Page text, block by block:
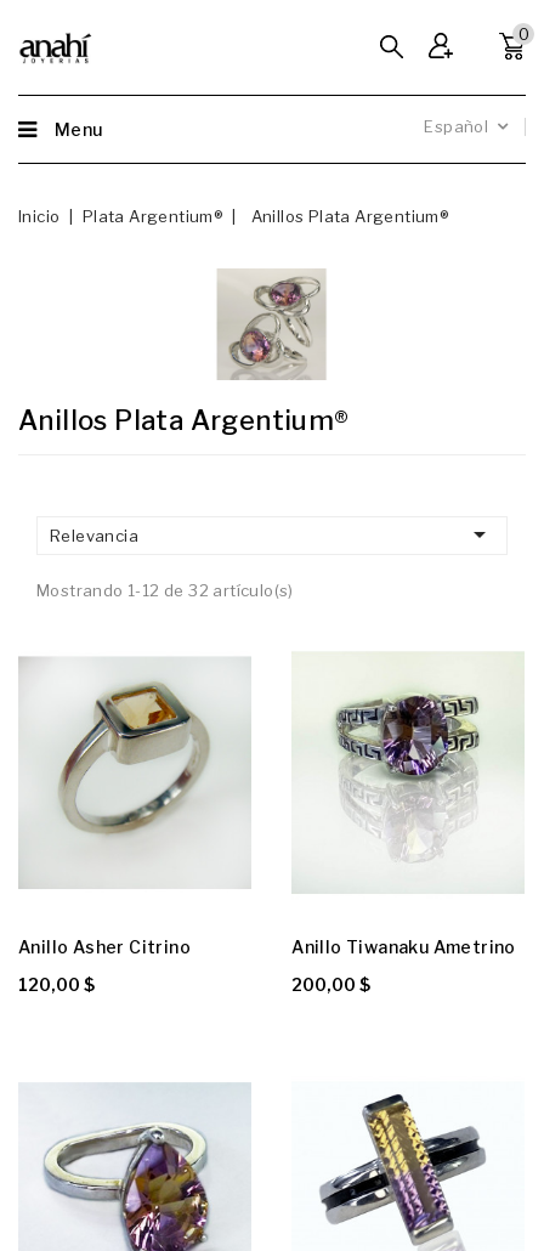
0
Menu Español
Inicio Plata Argentium® Anillos Plata Argentium®
Anillos Plata Argentium®
Relevancia 
Mostrando 1-12 de 32 artículo(s)
Anillo Asher Citrino
120,00 $
Anillo Tiwanaku Ametrino
200,00 $